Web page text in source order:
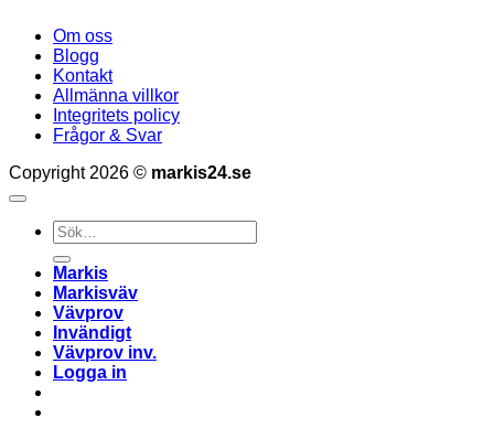
Om oss
Blogg
Kontakt
Allmänna villkor
Integritets policy
Frågor & Svar
Copyright 2026 © markis24.se
Sök
efter:
Markis
Markisväv
Vävprov
Invändigt
Vävprov inv.
Logga in